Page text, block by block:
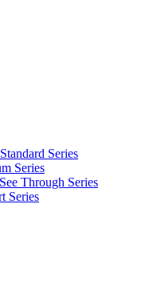
Series
Series
Through Series
Series